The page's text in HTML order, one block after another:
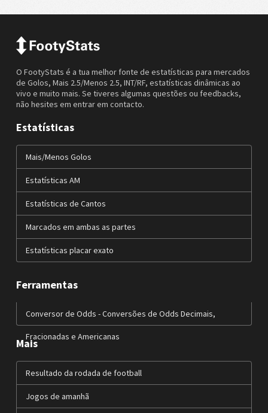
O FootyStats é a tua melhor fonte de estatísticas para mercados
de Golos, Mais 2.5/Menos 2.5, INT/RF, estatísticas dinâmicas ao
vivo e muito mais. Se tiveres algumas questões ou feedbacks,
não hesites em entrar em contacto.
Estatísticas
Mais/Menos Golos
Estatísticas AM
Estatísticas de Cantos
Marcados em ambas as partes
Estatísticas placar exato
Ferramentas
Conversor de Odds - Conversões de Odds Decimais,
Fracionadas e Americanas
Mais
Resultado da rodada de football
Jogos de amanhã